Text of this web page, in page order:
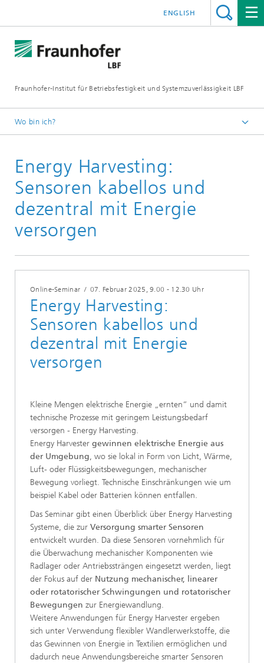
Fraunhofer-Institut für Betriebsfestigkeit und Systemzuverlässigkeit LBF
ENGLISH
Wo bin ich?
Veranstaltungen
Energy Harvesting:
Sensoren kabellos und
dezentral mit Energie
versorgen
Online-Seminar / 07. Februar 2025 , 9.00 - 12.30 Uhr
Energy Harvesting:
Sensoren kabellos und
dezentral mit Energie
versorgen
Kleine Mengen elektrische Energie „ernten“ und damit
technische Prozesse mit geringem Leistungsbedarf
versorgen - Energy Harvesting.
Energy Harvester gewinnen elektrische Energie aus
der Umgebung, wo sie lokal in Form von Licht, Wärme,
Luft- oder Flüssigkeitsbewegungen, mechanischer
Bewegung vorliegt. Technische Einschränkungen wie um
beispiel Kabel oder Batterien können entfallen.
Das Seminar gibt einen Überblick über Energy Harvesting
Systeme, die zur Versorgung smarter Sensoren
entwickelt wurden. Da diese Sensoren vornehmlich für
die Überwachung mechanischer Komponenten wie
Radlager oder Antriebssträngen eingesetzt werden, liegt
der Fokus auf der Nutzung mechanischer, linearer
oder rotatorischer Schwingungen und rotatorischer
Bewegungen zur Energiewandlung.
Weitere Anwendungen für Energy Harvester ergeben
sich unter Verwendung flexibler Wandlerwerkstoffe, die
das Gewinnen von Energie in Textilien ermöglichen und
dadurch neue Anwendungsbereiche smarter Sensoren